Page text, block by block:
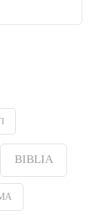
BIBLIA